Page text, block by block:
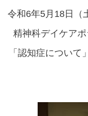
令和6年5月18日（
精神科デイケア
「認知症について